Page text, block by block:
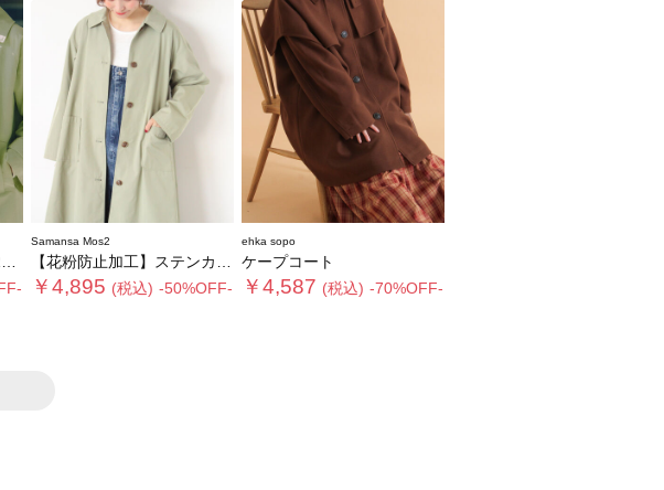
Samansa Mos2
【花粉防止加工】ステンカラーコート
￥4,895 (税込) -50%OFF-
ehka sopo
ケープコート
￥4,587 (税込) -70%OFF-